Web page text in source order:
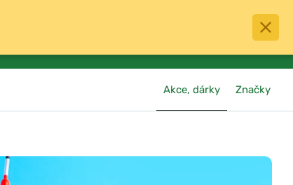
0
košík
Akce, dárky Značky